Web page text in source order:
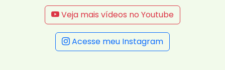
Veja mais vídeos no Youtube
Acesse meu Instagram